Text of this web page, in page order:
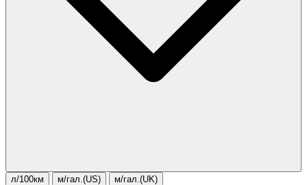
л/100км м/гал.(US) м/гал.(UK)